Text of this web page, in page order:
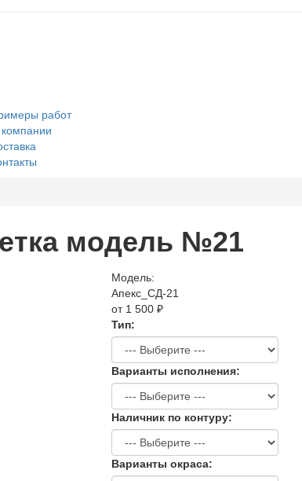
работ
модель №21
Модель:
Апекс_СД-21
от 1 500 ₽
Тип:
Варианты исполнения:
Наличник по контуру:
Варианты окраса: